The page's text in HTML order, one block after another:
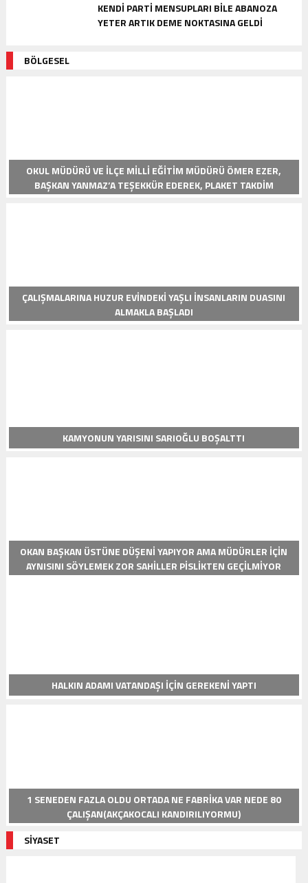
KENDI PARTI MENSUPLARI BILE ABANOZA
YETER ARTIK DEME NOKTASINA GELDI
BÖLGESEL
OKUL MÜDÜRÜ VE İLÇE MILLI EĞITIM MÜDÜRÜ ÖMER EZER,
BAŞKAN YANMAZ’A TEŞEKKÜR EDEREK, PLAKET TAKDIM
ÇALIŞMALARINA HUZUR EVINDEKI YAŞLI İNSANLARIN DUASINI
ALMAKLA BAŞLADI
KAMYONUN YARISINI SARIOĞLU BOŞALTTI
OKAN BAŞKAN ÜSTÜNE DÜŞENI YAPIYOR AMA MÜDÜRLER İÇIN
AYNISINI SÖYLEMEK ZOR SAHILLER PISLIKTEN GEÇILMIYOR
HALKIN ADAMI VATANDAŞI IÇIN GEREKENI YAPTI
1 SENEDEN FAZLA OLDU ORTADA NE FABRIKA VAR NEDE 80
ÇALIŞAN(AKÇAKOCALI KANDIRILIYORMU)
SİYASET